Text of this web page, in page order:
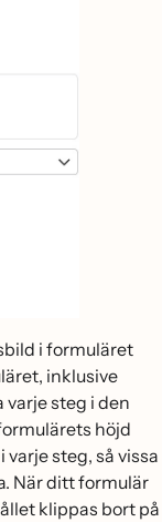
i formuläret
inklusive
steg i den
höjd
steg, så vissa
När ditt formulär
klippas bort på